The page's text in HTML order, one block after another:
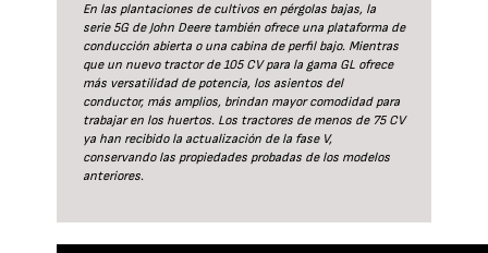
En las plantaciones de cultivos en pérgolas bajas, la
serie 5G de John Deere también ofrece una plataforma de
conducción abierta o una cabina de perfil bajo. Mientras
que un nuevo tractor de 105 CV para la gama GL ofrece
más versatilidad de potencia, los asientos del
conductor, más amplios, brindan mayor comodidad para
trabajar en los huertos. Los tractores de menos de 75 CV
ya han recibido la actualización de la fase V,
conservando las propiedades probadas de los modelos
anteriores.